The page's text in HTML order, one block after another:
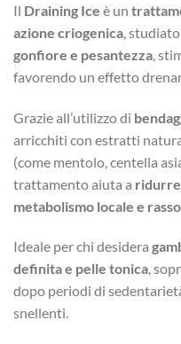
Il Draining Ice è un
azione criogenica,
gonfiore e pesantezza,
favorendo un effetto
Grazie all’utilizzo di
arricchiti con estratti
(come mentolo, centella
trattamento aiuta a
metabolismo locale e
Ideale per chi desidera
definita e pelle tonica,
dopo periodi di
snellenti.